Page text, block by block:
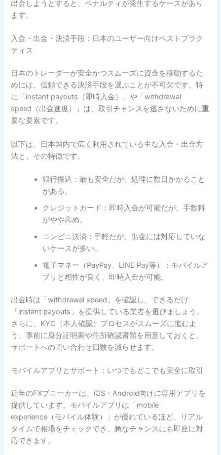
出金しようとすると、ペナルティが発生するケースがあり
ます。
入金・出金・決済手段：日本のユーザー向けベストプラク
ティス
日本のトレーダーが安全かつスムーズに資金を移動するた
めには、信頼できる決済手段を選ぶことが不可欠です。特
に「instant payouts（即時入金）」や「withdrawal
speed（出金速度）」は、取引チャンスを逃さないために重
要な要素です。
以下は、日本国内で広く利用されている主な入金・出金方
法と、その特徴です。
銀行振込：最も安全だが、処理に数日かかること
がある。
クレジットカード：即時入金が可能だが、手数料
がやや高め。
コンビニ決済：手軽だが、出金には対応していな
いケースが多い。
電子マネー（PayPay、LINE Pay等）：モバイルア
プリと相性が良く、即時入金が可能。
出金時は「withdrawal speed」を確認し、できるだけ
「instant payouts」を提供している業者を選びましょう。
さらに、KYC（本人確認）プロセスがスムーズに進むよ
う、事前に身分証明書や住所確認書類を用意しておくと、
サポートへの問い合わせ回数を減らせます。
モバイルアプリとサポート：いつでもどこでも安全に取引
近年のFXブローカーは、iOS・Android向けに専用アプリを
提供しています。モバイルアプリは「mobile
experience（モバイル体験）」が優れているほど、リアル
タイムで相場をチェックでき、急なチャンスにも即座に対
応できます。